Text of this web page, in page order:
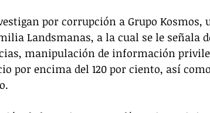
por corrupción a Grupo Kosmos,
Landsmanas, a la cual se le señala
manipulación de información
por encima del 120 por ciento, así